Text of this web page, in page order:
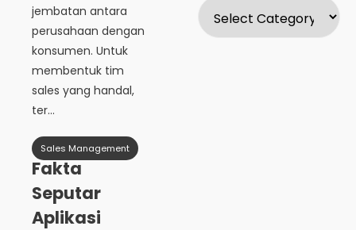
jembatan antara
perusahaan dengan
konsumen. Untuk
membentuk tim
sales yang handal,
ter...
Sales Management
Fakta
Seputar
Aplikasi